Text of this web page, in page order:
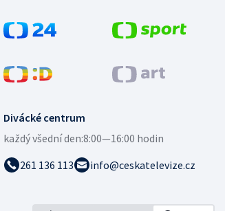
Divácké centrum
každý všední den:8:00—16:00 hodin
261 136 113
info@ceskatelevize.cz